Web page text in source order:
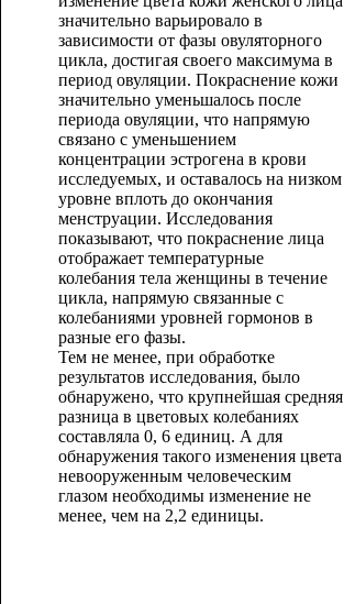
значительно варьировало в
зависимости от фазы овуляторного
цикла, достигая своего максимума в
период овуляции. Покраснение кожи
значительно уменьшалось после
периода овуляции, что напрямую
связано с уменьшением
концентрации эстрогена в крови
исследуемых, и оставалось на низком
уровне вплоть до окончания
менструации. Исследования
показывают, что покраснение лица
отображает температурные
колебания тела женщины в течение
цикла, напрямую связанные с
колебаниями уровней гормонов в
разные его фазы.
Тем не менее, при обработке
результатов исследования, было
обнаружено, что крупнейшая средняя
разница в цветовых колебаниях
составляла 0, 6 единиц. А для
обнаружения такого изменения цвета
невооруженным человеческим
глазом необходимы изменение не
менее, чем на 2,2 единицы.